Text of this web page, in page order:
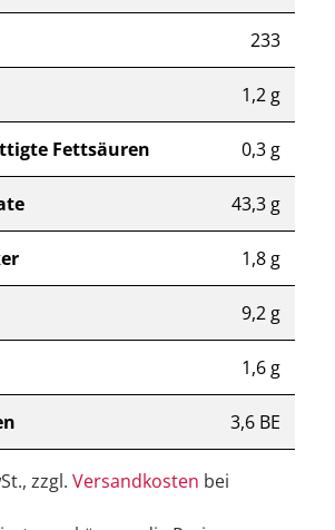
233
1,2 g
Fettsäuren 0,3 g
43,3 g
1,8 g
9,2 g
1,6 g
3,6 BE
zzgl. Versandkosten bei